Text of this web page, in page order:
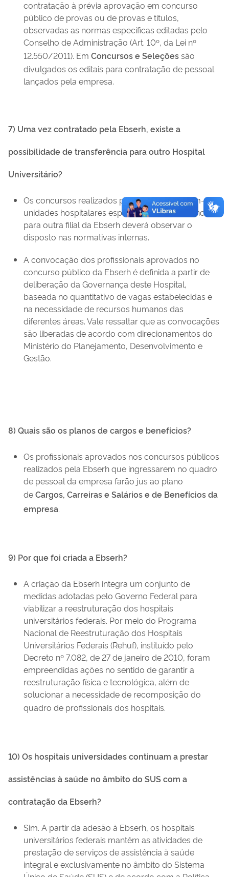
contratação à prévia aprovação em concurso
público de provas ou de provas e títulos,
observadas as normas específicas editadas pelo
Conselho de Administração (Art. 10º, da Lei nº
12.550/2011). Em Concursos e Seleçõessão
divulgados os editais para contratação de pessoal
lançados pela empresa.
7) Uma vez contratado pela Ebserh, existe a
possibilidade de transferência para outro Hospital
Universitário?
Os concursos realizados pela Ebserh destinam-se à
unidades hospitalares específicas. A transferência
para outra filial da Ebserh deverá observar o
disposto nas normativas internas.
A convocação dos profissionais aprovados no
concurso público da Ebserh é definida a partir de
deliberação da Governança deste Hospital,
baseada no quantitativo de vagas estabelecidas e
na necessidade de recursos humanos das
diferentes áreas. Vale ressaltar que as convocações
são liberadas de acordo com direcionamentos do
Ministério do Planejamento, Desenvolvimento e
Gestão.
8) Quais são os planos de cargos e benefícios?
Os profissionais aprovados nos concursos públicos
realizados pela Ebserh que ingressarem no quadro
de pessoal da empresa farão jus ao plano
deCargos, Carreiras e Salários e de Benefícios da
empresa.
9) Por que foi criada a Ebserh?
A criação da Ebserh integra um conjunto de
medidas adotadas pelo Governo Federal para
viabilizar a reestruturação dos hospitais
universitários federais. Por meio do Programa
Nacional de Reestruturação dos Hospitais
Universitários Federais (Rehuf), instituído pelo
Decreto nº 7.082, de 27 de janeiro de 2010, foram
empreendidas ações no sentido de garantir a
reestruturação física e tecnológica, além de
solucionar a necessidade de recomposição do
quadro de profissionais dos hospitais.
10) Os hospitais universidades continuam a prestar
assistências à saúde no âmbito do SUS com a
contratação da Ebserh?
Sim. A partir da adesão à Ebserh, os hospitais
universitários federais mantêm as atividades de
prestação de serviços de assistência à saúde
integral e exclusivamente no âmbito do Sistema